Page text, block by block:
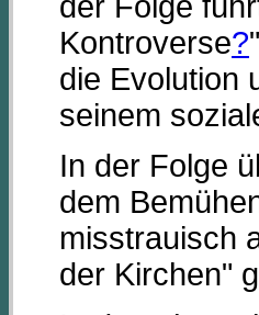
Kontroverse?
die Evolution
seinem
In der Folge
dem
misstrauisch
der Kirchen"